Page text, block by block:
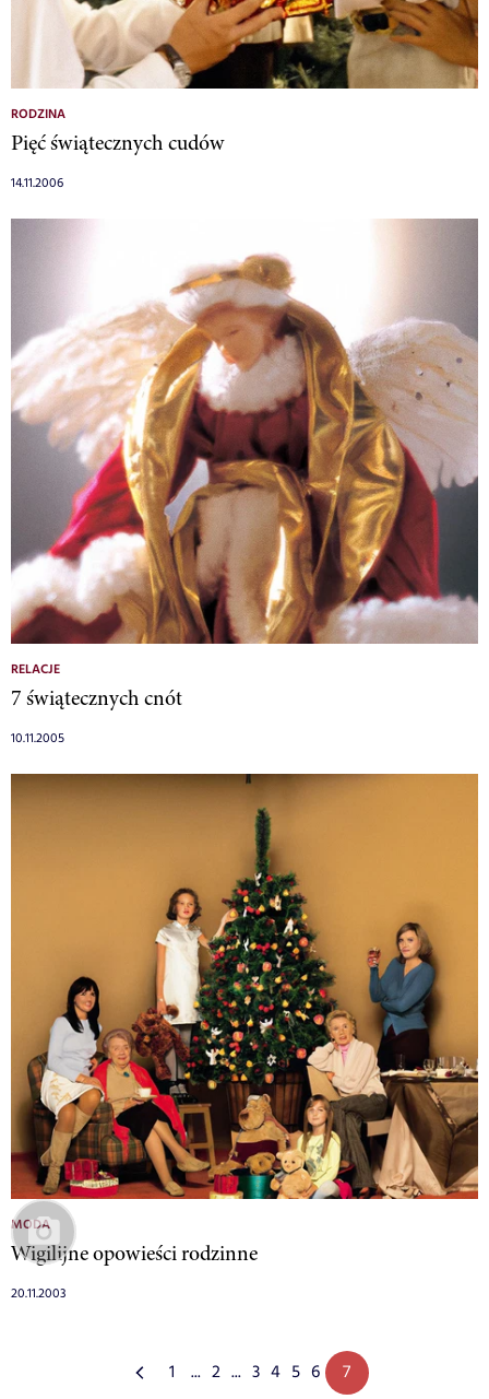
RODZINA
Pięć świątecznych cudów
14.11.2006
RELACJE
7 świątecznych cnót
10.11.2005
MODA
Wigilijne opowieści rodzinne
20.11.2003
1 ... 2 ... 3 4 5 6 7